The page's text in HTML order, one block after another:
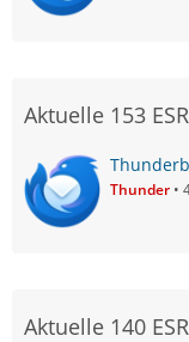
Aktuelle 153
Thunder
Aktuelle 140